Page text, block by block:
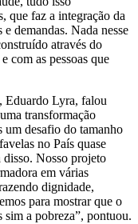
que faz a integração da
demandas. Nada nesse
através do
com as pessoas que
Eduardo Lyra, falou
transformação
um desafio do tamanho
no País quase
disso. Nosso projeto
em várias
dignidade,
para mostrar que o
sim a pobreza”, pontuou.